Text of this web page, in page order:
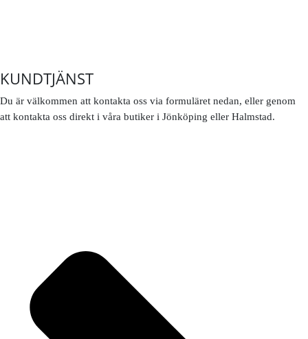
KUNDTJÄNST
Du är välkommen att kontakta oss via formuläret nedan, eller genom
att kontakta oss direkt i våra butiker i Jönköping eller Halmstad.